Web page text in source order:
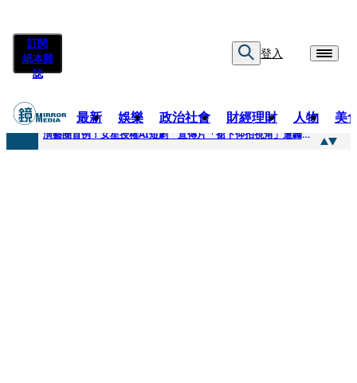
訂閱
紙本雜
誌
登入
最新 娛樂 政治社會 財經理財 人物 美
快訊
演藝圈首例！女星授權AI短劇 宣傳片「裙下仰拍視角」遭轟擦邊：自降身價